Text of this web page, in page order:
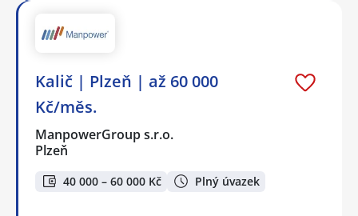
Kalič | Plzeň | až 60 000
Kč/měs.
ManpowerGroup s.r.o.
Plzeň
40 000 – 60 000 Kč Plný úvazek